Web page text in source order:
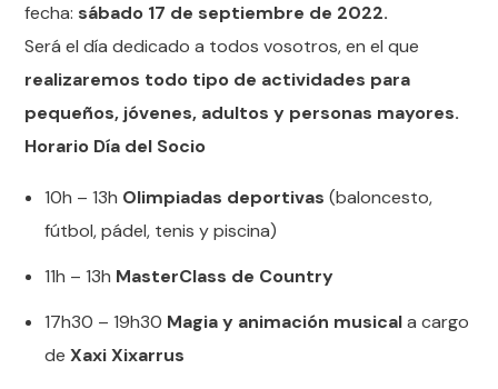
fecha: sábado 17 de septiembre de 2022.
Será el día dedicado a todos vosotros, en el que
realizaremos todo tipo de actividades para
pequeños, jóvenes, adultos y personas mayores.
Horario Día del Socio
10h – 13h Olimpiadas deportivas (baloncesto,
fútbol, pádel, tenis y piscina)
11h – 13h MasterClass de Country
17h30 – 19h30 Magia y animación musicala cargo
de Xaxi Xixarrus